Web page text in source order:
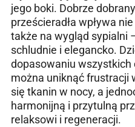
jego boki. Dobrze
prześcieradła wpływa
także na wygląd sypialni
schludnie i elegancko.
dopasowaniu
można uniknąć frustracji
się tkanin w nocy, a
harmonijną i przytulną
relaksowi i regeneracji.